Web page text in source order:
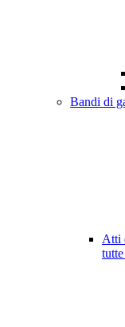
Bandi di
Atti